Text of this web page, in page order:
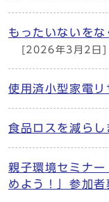
もったいないを
[2026年3月2日]
使用済小型家電リ
食品ロスを減らし
親子環境セミナ
めよう！」参加者